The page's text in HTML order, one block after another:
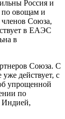
Россия и
по овощам и
Союза,
в ЕАЭС
в
Союза. С
действует, с
упрощенной
по
Индией,